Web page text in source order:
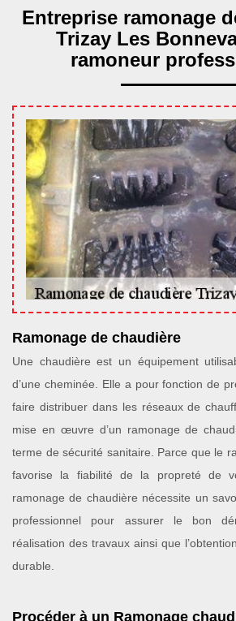
Entreprise ramonage
Trizay Les
ramoneur
Ramonage de chaudière
Une chaudière est un équipement
d’une cheminée. Elle a pour fonction de
faire distribuer dans les réseaux de
mise en œuvre d’un ramonage de
terme de sécurité sanitaire. Parce que le
favorise la fiabilité de la propreté de
ramonage de chaudière nécessite un
professionnel pour assurer le bon
réalisation des travaux ainsi que
durable.
Procéder à un Ramonage